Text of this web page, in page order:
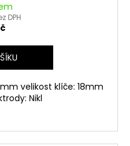
DPH
velikost klíče: 18mm
Nikl